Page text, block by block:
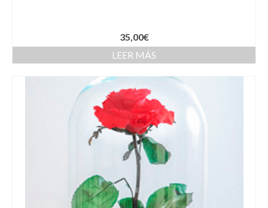
35,00€
LEER MÁS